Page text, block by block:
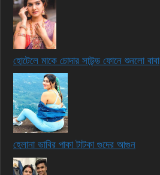
হোটেলে মাকে চোদার সাউন্ড ফোনে শুনলো বাবা
হেলানা ভাবির পাকা টাটকা গুদের আগুন